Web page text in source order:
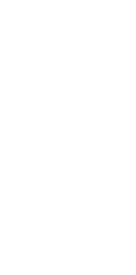
eski sistem yaklaşımlardan
kameralı ses cihazları ile su
sizlerin bir daha böyle
işlemini gerçekleştirip
ile sizlerin güvenini
bir bilgi vermemekteyiz.
bizlere ulaşabilirsiniz.